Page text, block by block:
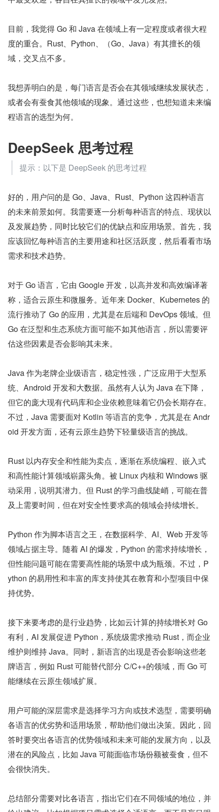
目前，我觉得 Go 和 Java 在领域上有一定程度或者很大程
度的重合。Rust、Python、（Go、Java）有其擅长的领
域，交叉点不多。
我想弄明白的是，每门语言是否会在其领域继续发展状态，
或者会有蚕食其他领域的现象。通过这些，也想知道未来编
程语言的选型为何。
DeepSeek 思考过程
提示：以下是 DeepSeek 的思考过程
好的，用户问的是 Go、Java、Rust、Python 这四种语言
的未来前景如何。我需要逐一分析每种语言的特点、现状以
及发展趋势，同时比较它们的优缺点和应用场景。首先，我
应该回忆每种语言的主要用途和社区活跃度，然后看看市场
需求和技术趋势。
对于 Go 语言，它由 Google 开发，以高并发和高效编译著
称，适合云原生和微服务。近年来 Docker、Kubernetes 的
流行推动了 Go 的应用，尤其是在后端和 DevOps 领域。但
Go 在泛型和生态系统方面可能不如其他语言，所以需要评
估这些因素是否会影响其未来。
Java 作为老牌企业级语言，稳定性强，广泛应用于大型系
统、Android 开发和大数据。虽然有人认为 Java 在下降，
但它的庞大现有代码库和企业依赖意味着它仍会长期存在。
不过，Java 需要面对 Kotlin 等语言的竞争，尤其是在 Andr
oid 开发方面，还有云原生趋势下轻量级语言的挑战。
Rust 以内存安全和性能为卖点，逐渐在系统编程、嵌入式
和高性能计算领域崭露头角。被 Linux 内核和 Windows 驱
动采用，说明其潜力。但 Rust 的学习曲线陡峭，可能在普
及上需要时间，但在对安全性要求高的领域会持续增长。
Python 作为脚本语言之王，在数据科学、AI、Web 开发等
领域占据主导。随着 AI 的爆发，Python 的需求持续增长，
但性能问题可能在需要高性能的场景中成为瓶颈。不过，P
ython 的易用性和丰富的库支持使其在教育和小型项目中保
持优势。
接下来要考虑的是行业趋势，比如云计算的持续增长对 Go
有利，AI 发展促进 Python，系统级需求推动 Rust，而企业
维护则维持 Java。同时，新语言的出现是否会影响这些老
牌语言，例如 Rust 可能替代部分 C/C++的领域，而 Go 可
能继续在云原生领域扩展。
用户可能的深层需求是选择学习方向或技术选型，需要明确
各语言的优劣势和适用场景，帮助他们做出决策。因此，回
答时要突出各语言的优势领域和未来可能的发展方向，以及
潜在的风险点，比如 Java 可能面临市场份额被蚕食，但不
会很快消失。
总结部分需要对比各语言，指出它们在不同领域的地位，并